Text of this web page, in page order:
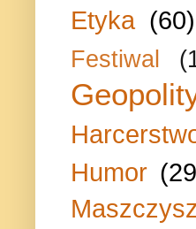
Etyka (60)
Festiwal
Humor